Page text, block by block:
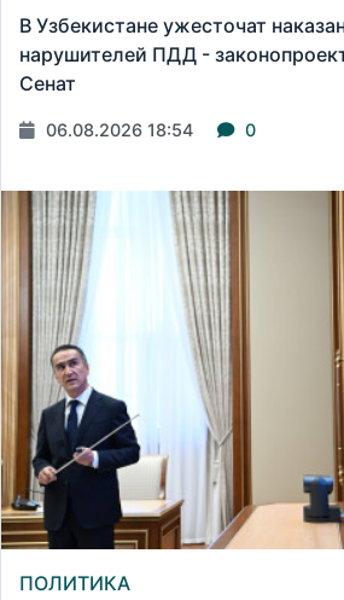
В Узбекистане ужесточат
нарушителей ПДД -
Сенат
06.08.2026 18:54 0
ПОЛИТИКА